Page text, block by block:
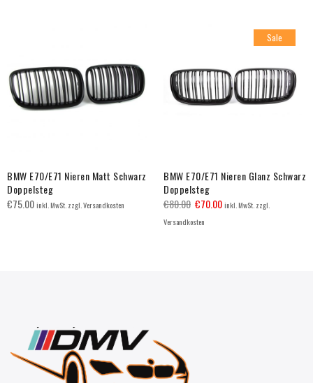
BMW E70/E71 Nieren Matt Schwarz
Doppelsteg
€75.00inkl. MwSt. zzgl. Versandkosten
Sale
BMW E70/E71 Nieren Glanz Schwarz
Doppelsteg
€80.00 €70.00inkl. MwSt. zzgl.
Versandkosten